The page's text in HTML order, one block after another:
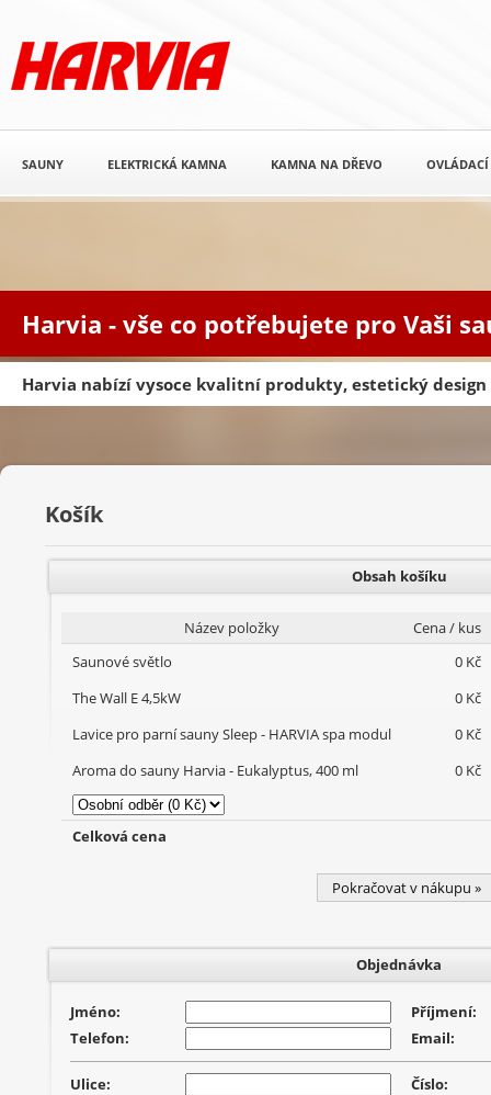
Harvia - vše co potřebujete pro Vaši
Harvia nabízí vysoce kvalitní produkty, estetický design
SAUNY ELEKTRICKÁ KAMNA KAMNA NA DŘEVO OVLÁDACÍ
Košík
Obsah košíku
Název položky
Cena / kus
Saunové světlo
0 Kč
The Wall E 4,5kW
0 Kč
Lavice pro parní sauny Sleep - HARVIA spa modul
0 Kč
Aroma do sauny Harvia - Eukalyptus, 400 ml
0 Kč
Celková cena
Pokračovat v nákupu »
Objednávka
Jméno:
Příjmení:
Telefon:
Email:
Ulice:
Číslo: